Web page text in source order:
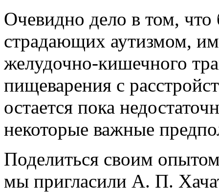
Очевидно дело в том, что
страдающих аутизмом,
желудочно-кишечного
пищеварения с
остается пока
некоторые важные
Поделиться своим
мы пригласили А. П.